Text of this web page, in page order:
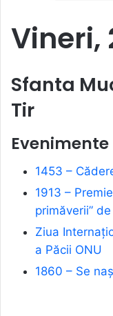
Vineri,
Sfanta
Tir
1453 –
1913 –
primăverii”
Ziua
a Păcii ONU
1860 – Se